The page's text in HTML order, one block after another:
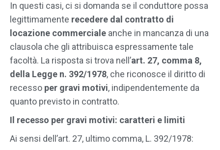
In questi casi, ci si domanda se il conduttore possa
legittimamente recedere dal contratto di
locazione commerciale anche in mancanza di una
clausola che gli attribuisca espressamente tale
facoltà. La risposta si trova nell’art. 27, comma 8,
della Legge n. 392/1978, che riconosce il diritto di
recesso per gravi motivi, indipendentemente da
quanto previsto in contratto.
Il recesso per gravi motivi: caratteri e limiti
Ai sensi dell’art. 27, ultimo comma, L. 392/1978: